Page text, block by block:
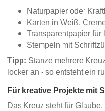
Naturpapier oder
Karten in Weiß,
Transparentpapier für
Stempeln mit
Tipp: Stanze mehrere
locker an - so entsteht ein
Für kreative Projekte mit
Das Kreuz steht für